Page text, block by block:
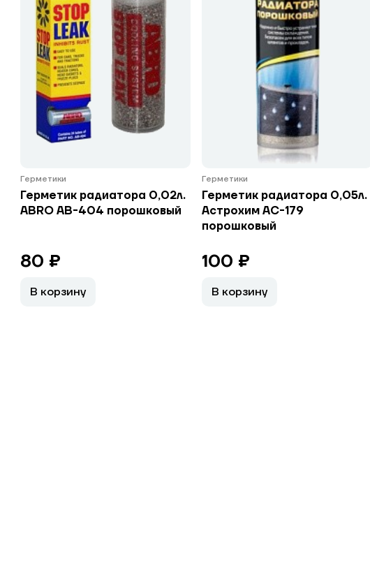
Герметики
Герметик радиатора 0,02л.
ABRO АВ-404 порошковый
80 ₽
В корзину
Герметики
Герметик радиатора 0,05л.
Астрохим АС-179
порошковый
100 ₽
В корзину